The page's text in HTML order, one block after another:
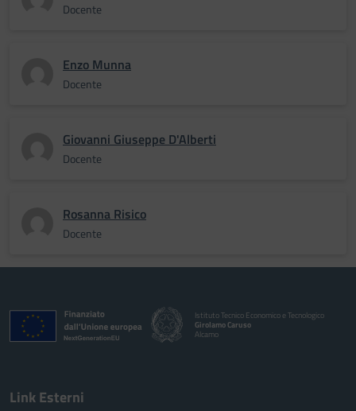
Docente
Enzo Munna
Docente
Giovanni Giuseppe D'Alberti
Docente
Rosanna Risico
Docente
Istituto Tecnico Economico e Tecnologico
Girolamo Caruso
Alcamo
Link Esterni